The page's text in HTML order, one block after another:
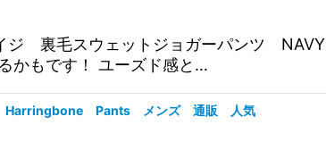
ジ 裏毛スウェットジョガーパンツ
かもです！ ユーズド感と…
Pants メンズ 通販 人気